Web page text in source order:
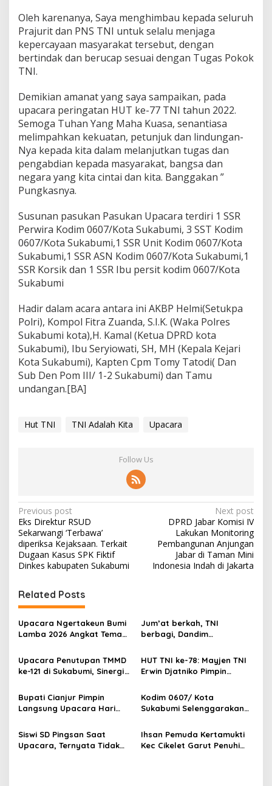
Oleh karenanya, Saya menghimbau kepada seluruh
Prajurit dan PNS TNI untuk selalu menjaga
kepercayaan masyarakat tersebut, dengan
bertindak dan berucap sesuai dengan Tugas Pokok
TNI.
Demikian amanat yang saya sampaikan, pada
upacara peringatan HUT ke-77 TNI tahun 2022.
Semoga Tuhan Yang Maha Kuasa, senantiasa
melimpahkan kekuatan, petunjuk dan lindungan-
Nya kepada kita dalam melanjutkan tugas dan
pengabdian kepada masyarakat, bangsa dan
negara yang kita cintai dan kita. Banggakan ”
Pungkasnya.
Susunan pasukan Pasukan Upacara terdiri 1 SSR
Perwira Kodim 0607/Kota Sukabumi, 3 SST Kodim
0607/Kota Sukabumi,1 SSR Unit Kodim 0607/Kota
Sukabumi,1 SSR ASN Kodim 0607/Kota Sukabumi,1
SSR Korsik dan 1 SSR Ibu persit kodim 0607/Kota
Sukabumi
Hadir dalam acara antara ini AKBP Helmi(Setukpa
Polri), Kompol Fitra Zuanda, S.I.K. (Waka Polres
Sukabumi kota),H. Kamal (Ketua DPRD kota
Sukabumi), Ibu Seryiowati, SH, MH (Kepala Kejari
Kota Sukabumi), Kapten Cpm Tomy Tatodi( Dan
Sub Den Pom III/ 1-2 Sukabumi) dan Tamu
undangan.[BA]
Hut TNI TNI Adalah Kita Upacara
Follow Us
P
o
s
t
a
v
i
a
i
n
Previous post
Eks Direktur RSUD
Sekarwangi ‘Terbawa’
diperiksa Kejaksaan. Terkait
Dugaan Kasus SPK Fiktif
Dinkes kabupaten Sukabumi
Next post
DPRD Jabar Komisi IV
Lakukan Monitoring
Pembangunan Anjungan
Jabar di Taman Mini
Indonesia Indah di Jakarta
Related Posts
Upacara Ngertakeun Bumi
Lamba 2026 Angkat Tema
Syukur dan Harmoni Lintas
Budaya
Jum’at berkah, TNI
berbagi, Dandim
Bingkisan HUT TNI untuk
Warga
Upacara Penutupan TMMD
ke-121 di Sukabumi, Sinergi
HUT TNI ke-78: Mayjen TNI
Erwin Djatniko Pimpin
hingga Bazar UMKM murah
Bupati Cianjur Pimpin
Langsung Upacara Hari
Tahun
Kodim 0607/ Kota
Sukabumi Selenggarakan
AD ke 77
Siswi SD Pingsan Saat
Upacara, Ternyata Tidak
Ihsan Pemuda Kertamukti
Kec Cikelet Garut Penuhi